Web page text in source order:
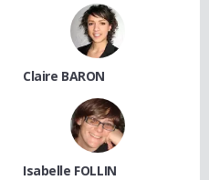
Claire BARON
Isabelle FOLLIN